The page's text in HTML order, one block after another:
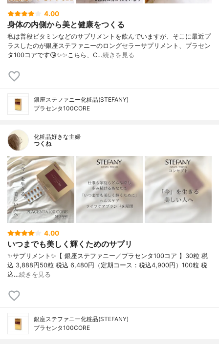
4.00
身体の内側から美と健康をつくる
私は普段ビタミンなどのサプリメントを飲んでいますが、そこに最近プ
ラスしたのが銀座ステファニーのロングセラーサプリメント、プラセン
タ100コアです😘✨✨こちら、C…続きを見る
銀座ステファニー化粧品(STEFANY)
プラセンタ100CORE
化粧品好きな主婦
つくね
4.00
いつまでも美しく輝くためのサプリ
✨サプリメント✨【 銀座ステファニー／プラセンタ100コア 】30粒 税
込 3,888円50粒 税込 6,480円（定期コース：税込4,900円）100粒 税
込…続きを見る
銀座ステファニー化粧品(STEFANY)
プラセンタ100CORE